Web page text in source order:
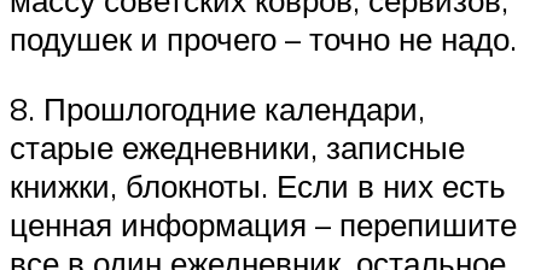
подушек и прочего – точно не надо.
8. Прошлогодние календари,
старые ежедневники, записные
книжки, блокноты. Если в них есть
ценная информация – перепишите